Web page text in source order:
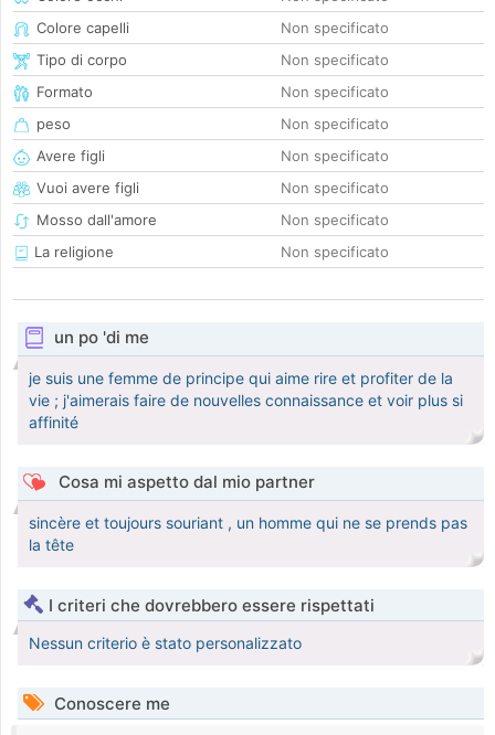
Colore capelli
Non specificato
Tipo di corpo
Non specificato
Formato
Non specificato
peso
Non specificato
Avere figli
Non specificato
Vuoi avere figli
Non specificato
Mosso dall'amore
Non specificato
La religione
Non specificato
un po 'di me
je suis une femme de principe qui aime rire et profiter de la
vie ; j'aimerais faire de nouvelles connaissance et voir plus si
affinité
Cosa mi aspetto dal mio partner
sincère et toujours souriant , un homme qui ne se prends pas
la tête
I criteri che dovrebbero essere rispettati
Nessun criterio è stato personalizzato
Conoscere me